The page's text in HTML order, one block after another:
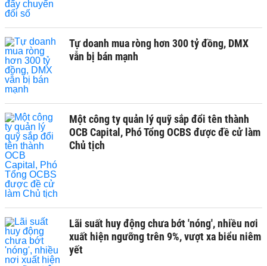
Tự doanh mua ròng hơn 300 tỷ đồng, DMX
vẫn bị bán mạnh
Một công ty quản lý quỹ sắp đổi tên thành
OCB Capital, Phó Tổng OCBS được đề cử làm
Chủ tịch
Lãi suất huy động chưa bớt 'nóng', nhiều nơi
xuất hiện ngưỡng trên 9%, vượt xa biểu niêm
yết